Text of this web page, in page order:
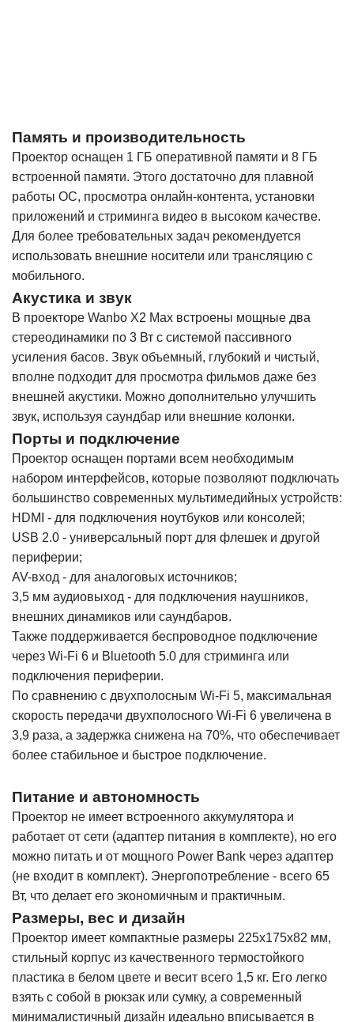
Память и производительность
Проектор оснащен 1 ГБ оперативной памяти и 8 ГБ
встроенной памяти. Этого достаточно для плавной
работы ОС, просмотра онлайн-контента, установки
приложений и стриминга видео в высоком качестве.
Для более требовательных задач рекомендуется
использовать внешние носители или трансляцию с
мобильного.
Акустика и звук
В проекторе Wanbo X2 Max встроены мощные два
стереодинамики по 3 Вт с системой пассивного
усиления басов. Звук объемный, глубокий и чистый,
вполне подходит для просмотра фильмов даже без
внешней акустики. Можно дополнительно улучшить
звук, используя саундбар или внешние колонки.
Порты и подключение
Проектор оснащен портами всем необходимым
набором интерфейсов, которые позволяют подключать
большинство современных мультимедийных устройств:
HDMI - для подключения ноутбуков или консолей;
USB 2.0 - универсальный порт для флешек и другой
периферии;
AV-вход - для аналоговых источников;
3,5 мм аудиовыход - для подключения наушников,
внешних динамиков или саундбаров.
Также поддерживается беспроводное подключение
через Wi-Fi 6 и Bluetooth 5.0 для стриминга или
подключения периферии.
По сравнению с двухполосным Wi-Fi 5, максимальная
скорость передачи двухполосного Wi-Fi 6 увеличена в
3,9 раза, а задержка снижена на 70%, что обеспечивает
более стабильное и быстрое подключение.
Питание и автономность
Проектор не имеет встроенного аккумулятора и
работает от сети (адаптер питания в комплекте), но его
можно питать и от мощного Power Bank через адаптер
(не входит в комплект). Энергопотребление - всего 65
Вт, что делает его экономичным и практичным.
Размеры, вес и дизайн
Проектор имеет компактные размеры 225х175х82 мм,
стильный корпус из качественного термостойкого
пластика в белом цвете и весит всего 1,5 кг. Его легко
взять с собой в рюкзак или сумку, а современный
минималистичный дизайн идеально вписывается в